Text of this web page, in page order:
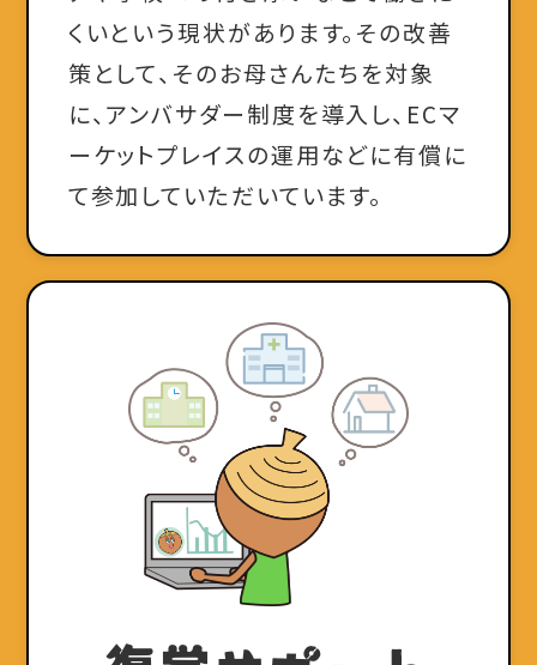
くいという現状があります。その改善
策として、そのお母さんたちを対象
に、アンバサダー制度を導入し、ECマ
ーケットプレイスの運用などに有償に
て参加していただいています。